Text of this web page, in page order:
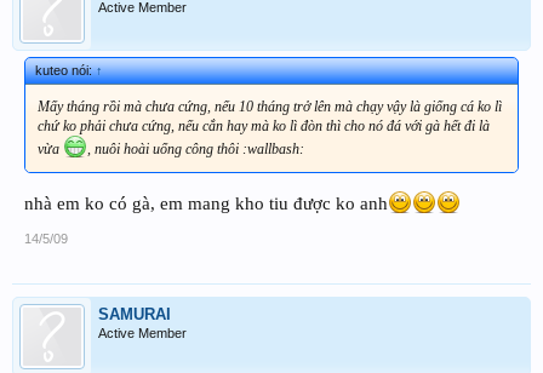
Active Member
kuteo nói:↑
Mấy tháng rồi mà chưa cứng, nếu 10 tháng trở lên mà chạy vậy là giống cá ko lì
chứ ko phải chưa cứng, nếu cắn hay mà ko lì đòn thì cho nó đá với gà hết đi là
vừa
, nuôi hoài uổng công thôi :wallbash:
nhà em ko có gà, em mang kho tiu được ko anh
14/5/09
SAMURAI
Active Member